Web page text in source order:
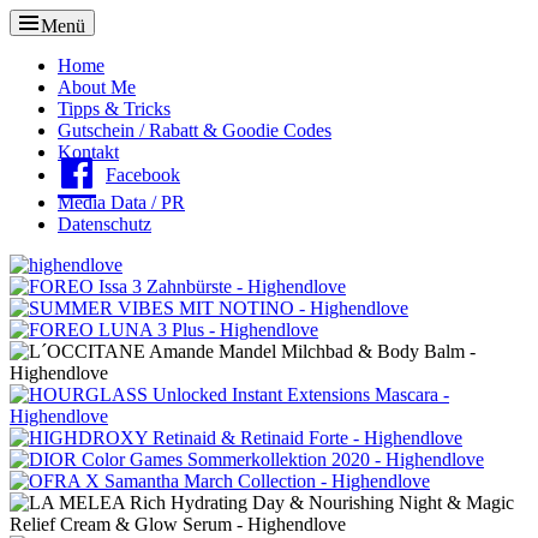
Menü
Oberes
Menü
Home
About Me
Tipps & Tricks
Gutschein / Rabatt & Goodie Codes
Kontakt
Facebook
Media Data / PR
Datenschutz